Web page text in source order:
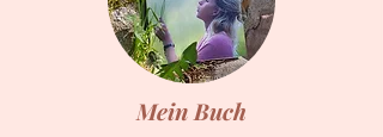
Mein Buch